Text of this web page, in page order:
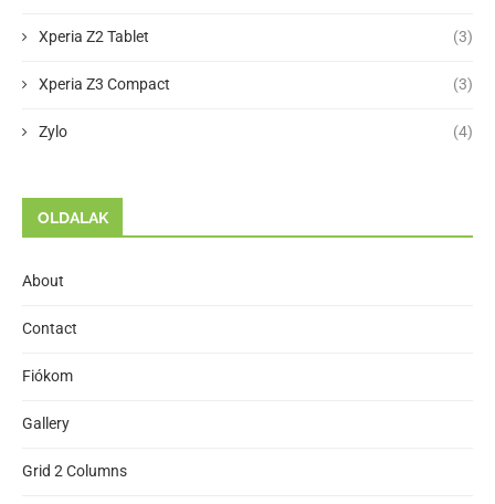
Xperia Z2 Tablet (3)
Xperia Z3 Compact (3)
Zylo (4)
OLDALAK
About
Contact
Fiókom
Gallery
Grid 2 Columns